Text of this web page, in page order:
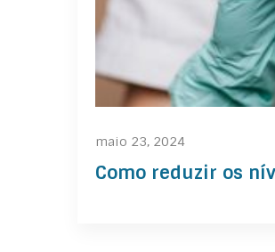
maio 23, 2024
Como reduzir os